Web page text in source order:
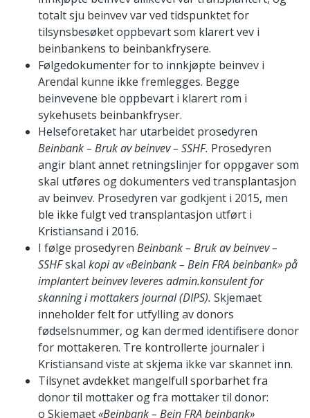
totalt sju beinvev var ved tidspunktet for
tilsynsbesøket oppbevart som klarert vev i
beinbankens to beinbankfrysere.
Følgedokumenter for to innkjøpte beinvev i
Arendal kunne ikke fremlegges. Begge
beinvevene ble oppbevart i klarert rom i
sykehusets beinbankfryser.
Helseforetaket har utarbeidet prosedyren
Beinbank – Bruk av beinvev – SSHF. Prosedyren
angir blant annet retningslinjer for oppgaver som
skal utføres og dokumenters ved transplantasjon
av beinvev. Prosedyren var godkjent i 2015, men
ble ikke fulgt ved transplantasjon utført i
Kristiansand i 2016.
I følge prosedyren Beinbank – Bruk av beinvev –
SSHFskal kopi av«Beinbank – Bein FRA beinbank» på
implantert beinvev leveres admin.konsulent for
skanning i mottakers journal (DIPS). Skjemaet
inneholder felt for utfylling av donors
fødselsnummer, og kan dermed identifisere donor
for mottakeren. Tre kontrollerte journaler i
Kristiansand viste at skjema ikke var skannet inn.
Tilsynet avdekket mangelfull sporbarhet fra
donor til mottaker og fra mottaker til donor:
o Skjemaet«Beinbank – Bein FRA beinbank»